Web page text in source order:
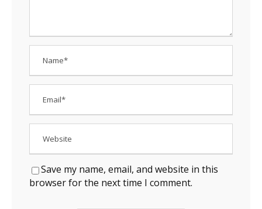
Save my name, email, and website in this
browser for the next time I comment.